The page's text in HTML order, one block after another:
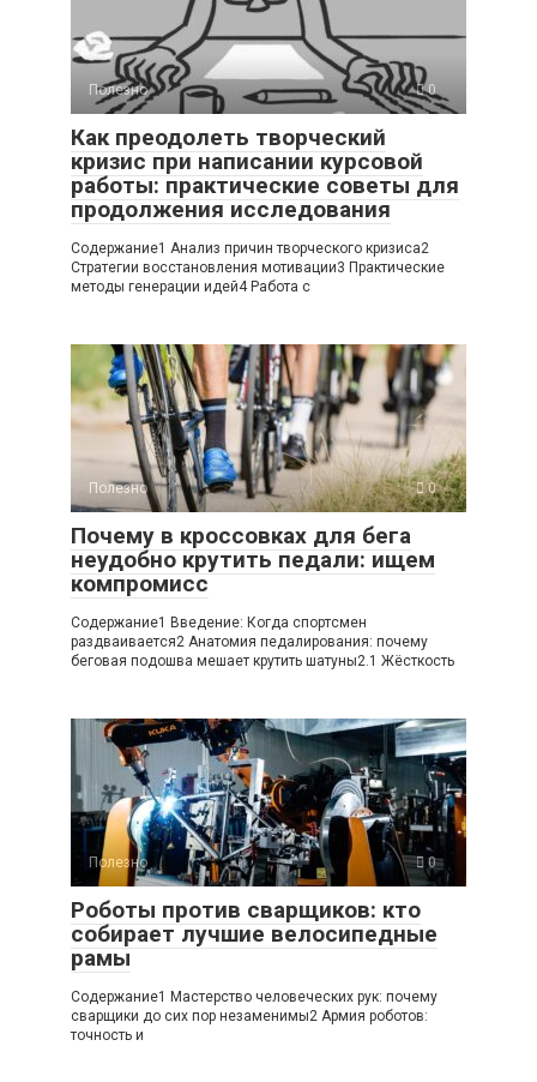
Полезно 0
Как преодолеть творческий
кризис при написании курсовой
работы: практические советы для
продолжения исследования
Содержание1 Анализ причин творческого кризиса2
Стратегии восстановления мотивации3 Практические
методы генерации идей4 Работа с
Полезно 0
Почему в кроссовках для бега
неудобно крутить педали: ищем
компромисс
Содержание1 Введение: Когда спортсмен
раздваивается2 Анатомия педалирования: почему
беговая подошва мешает крутить шатуны2.1 Жёсткость
Полезно 0
Роботы против сварщиков: кто
собирает лучшие велосипедные
рамы
Содержание1 Мастерство человеческих рук: почему
сварщики до сих пор незаменимы2 Армия роботов:
точность и